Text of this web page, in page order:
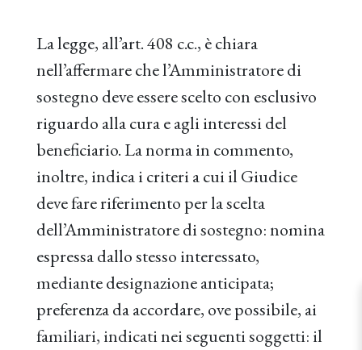
La legge, all’art. 408 c.c., è chiara
nell’affermare che l’Amministratore di
sostegno deve essere scelto con esclusivo
riguardo alla cura e agli interessi del
beneficiario. La norma in commento,
inoltre, indica i criteri a cui il Giudice
deve fare riferimento per la scelta
dell’Amministratore di sostegno: nomina
espressa dallo stesso interessato,
mediante designazione anticipata;
preferenza da accordare, ove possibile, ai
familiari, indicati nei seguenti soggetti: il